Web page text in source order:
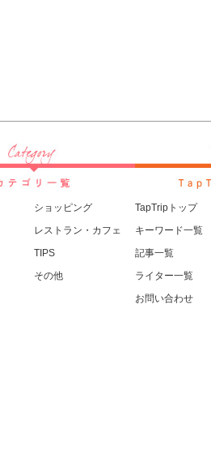
ショッピング
レストラン・カフェ
TIPS
その他
TapTripトップ
キーワード一覧
記事一覧
ライター一覧
お問い合わせ